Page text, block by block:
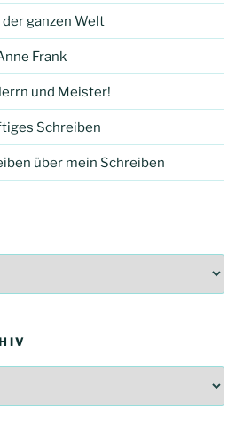
ganzen Welt
Frank
und Meister!
Schreiben
über mein Schreiben